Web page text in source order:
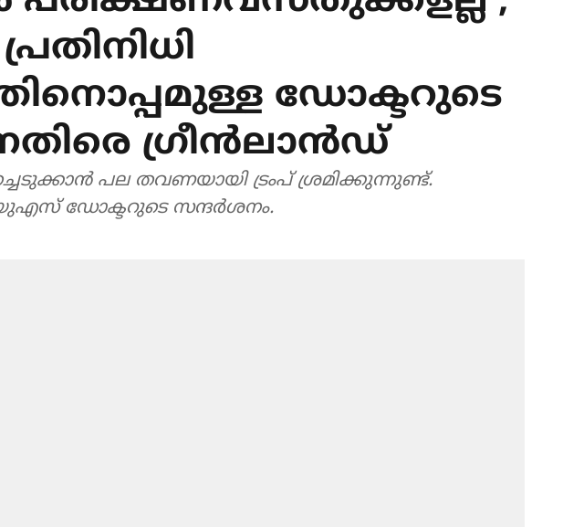
ഡോക്ടറുടെ
ഗ്രീന്‍ലാന്‍ഡ്
പല തവണയായി ട്രംപ് ശ്രമിക്കുന്നുണ്ട്.
ഡോക്ടറുടെ സന്ദര്‍ശനം.